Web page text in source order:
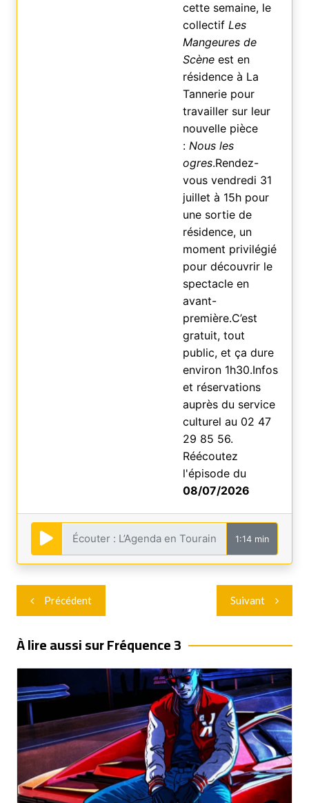
cette semaine, le
collectif Les
Mangeures de
Scèneest en
résidence à La
Tannerie pour
travailler sur leur
nouvelle pièce
: Nous les
ogres.Rendez-
vous vendredi 31
juillet à 15h pour
une sortie de
résidence, un
moment privilégié
pour découvrir le
spectacle en
avant-
première.C’est
gratuit, tout
public, et ça dure
environ 1h30.Infos
et réservations
auprès du service
culturel au 02 47
29 85 56.
Réécoutez
l'épisode du
08/07/2026
1:14 min
Navigation
de
l’article
Précédent Suivant
À lire aussi sur Fréquence 3